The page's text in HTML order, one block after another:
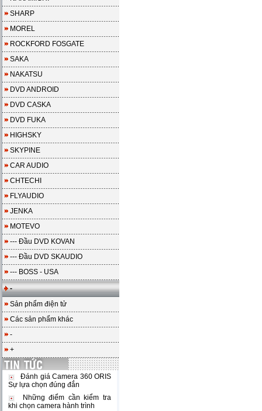
SHARP
MOREL
ROCKFORD FOSGATE
SAKA
NAKATSU
DVD ANDROID
DVD CASKA
DVD FUKA
HIGHSKY
SKYPINE
CAR AUDIO
CHTECHI
FLYAUDIO
JENKA
MOTEVO
--- Đầu DVD KOVAN
--- Đầu DVD SKAUDIO
--- BOSS - USA
-
Sản phẩm điện tử
Các sản phẩm khác
-
+
Đánh giá Camera 360 ORIS
Sự lựa chọn đúng đắn
Những điểm cần kiểm tra
khi chọn camera hành trình